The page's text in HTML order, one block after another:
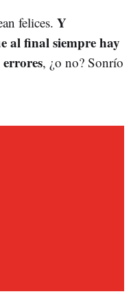
felices. Y
al final siempre hay
, ¿o no? Sonrío